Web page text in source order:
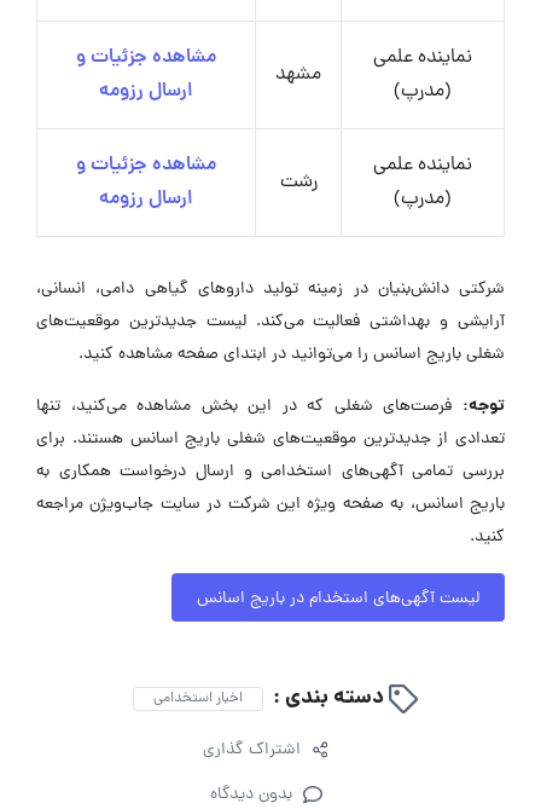
نماینده علمی
(مدرپ)
مشهد
مشاهده جزئیات و
ارسال رزومه
نماینده علمی
(مدرپ)
رشت
مشاهده جزئیات و
ارسال رزومه
شرکتی دانش‌بنیان در زمینه تولید داروهای گیاهی دامی، انسانی،
آرایشی و بهداشتی فعالیت می‌کند. لیست جدیدترین موقعیت‌های
شغلی باریج اسانس را می‌توانید در ابتدای صفحه مشاهده کنید.
توجه: فرصت‌های شغلی که در این بخش مشاهده می‌کنید، تنها
تعدادی از جدیدترین موقعیت‌های شغلی باریج اسانس هستند. برای
بررسی تمامی آگهی‌های استخدامی و ارسال درخواست همکاری به
باریج اسانس، به صفحه ویژه این شرکت در سایت جاب‌ویژن مراجعه
کنید.
لیست آگهی‌های استخدام در باریج اسانس
دسته بندی : اخبار استخدامی
اشتراک گذاری
بدون دیدگاه